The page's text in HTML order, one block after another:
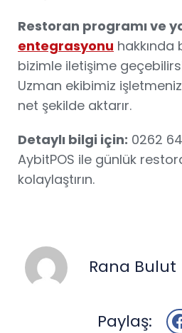
Restoran programı ve
entegrasyonu hakkında
bizimle iletişime
Uzman ekibimiz
net şekilde aktarır.
Detaylı bilgi için: 0262
AybitPOS ile günlük
kolaylaştırın.
Rana Bulut
Paylaş: